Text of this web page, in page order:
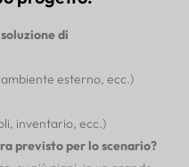
di
esterno, ecc.)
inventario, ecc.)
previsto per lo scenario?